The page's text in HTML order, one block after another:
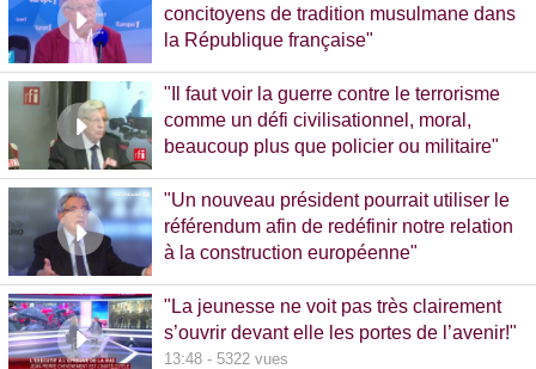
concitoyens de tradition musulmane dans
la République française"
"Il faut voir la guerre contre le terrorisme
comme un défi civilisationnel, moral,
beaucoup plus que policier ou militaire"
"Un nouveau président pourrait utiliser le
référendum afin de redéfinir notre relation
à la construction européenne"
"La jeunesse ne voit pas très clairement
s’ouvrir devant elle les portes de l’avenir!"
13:48 - 5322 vues